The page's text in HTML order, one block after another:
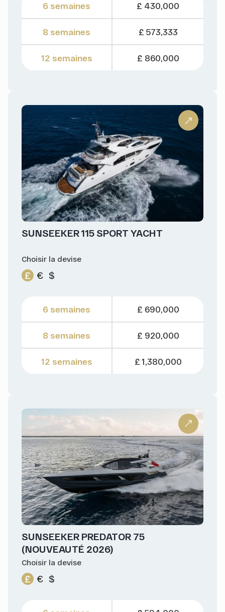
6 semaines
8 semaines
12 semaines
£ 430,000
£ 573,333
£ 860,000
SUNSEEKER 115 SPORT YACHT
Choisir la devise
£ € $
6 semaines
8 semaines
12 semaines
£ 690,000
£ 920,000
£ 1,380,000
SUNSEEKER PREDATOR 75
(NOUVEAUTÉ 2026)
Choisir la devise
£ € $